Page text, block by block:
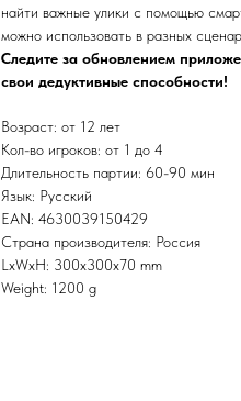
найти важные улики с помощью
можно использовать в разных
Следите за обновлением
свои дедуктивные способности!
Возраст: от 12 лет
Кол-во игроков: от 1 до 4
Длительность партии: 60-90 мин
Язык: Русский
EAN: 4630039150429
Страна производителя: Россия
LxWxH: 300x300x70 mm
Weight: 1200 g